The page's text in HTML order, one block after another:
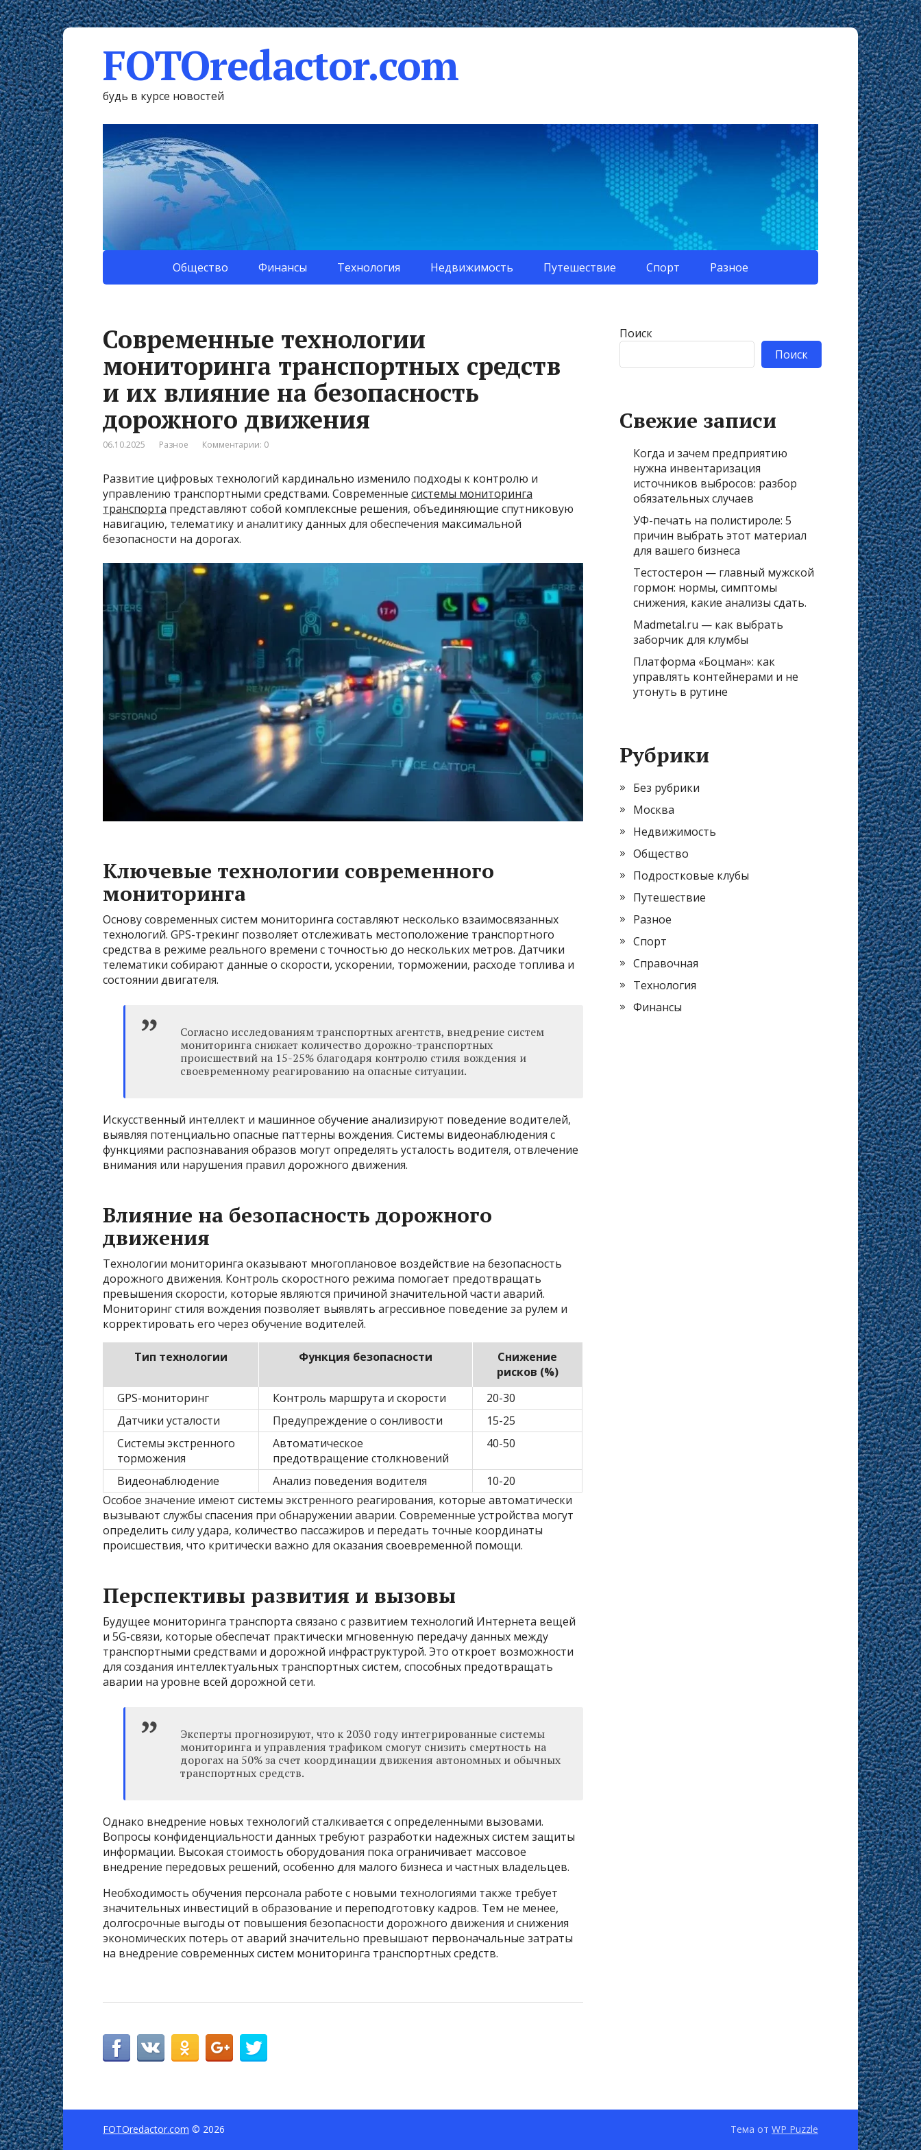
FOTOredactor.com
будь в курсе новостей
Общество Финансы Технология Недвижимость Путешествие Спорт Разное
Современные технологии
мониторинга транспортных средств
и их влияние на безопасность
дорожного движения
06.10.2025 Разное Комментарии: 0
Развитие цифровых технологий кардинально изменило подходы к контролю и
управлению транспортными средствами. Современные системы мониторинга
транспорта представляют собой комплексные решения, объединяющие спутниковую
навигацию, телематику и аналитику данных для обеспечения максимальной
безопасности на дорогах.
Ключевые технологии современного
мониторинга
Основу современных систем мониторинга составляют несколько взаимосвязанных
технологий. GPS-трекинг позволяет отслеживать местоположение транспортного
средства в режиме реального времени с точностью до нескольких метров. Датчики
телематики собирают данные о скорости, ускорении, торможении, расходе топлива и
состоянии двигателя.
Согласно исследованиям транспортных агентств, внедрение систем
мониторинга снижает количество дорожно-транспортных
происшествий на 15-25% благодаря контролю стиля вождения и
своевременному реагированию на опасные ситуации.
Искусственный интеллект и машинное обучение анализируют поведение водителей,
выявляя потенциально опасные паттерны вождения. Системы видеонаблюдения с
функциями распознавания образов могут определять усталость водителя, отвлечение
внимания или нарушения правил дорожного движения.
Влияние на безопасность дорожного
движения
Технологии мониторинга оказывают многоплановое воздействие на безопасность
дорожного движения. Контроль скоростного режима помогает предотвращать
превышения скорости, которые являются причиной значительной части аварий.
Мониторинг стиля вождения позволяет выявлять агрессивное поведение за рулем и
корректировать его через обучение водителей.
Тип технологии Функция безопасности
Снижение
рисков (%)
GPS-мониторинг
Контроль маршрута и скорости
20-30
Датчики усталости
Предупреждение о сонливости
15-25
Системы экстренного
торможения
Автоматическое
предотвращение столкновений
40-50
Видеонаблюдение Анализ поведения водителя
10-20
Особое значение имеют системы экстренного реагирования, которые автоматически
вызывают службы спасения при обнаружении аварии. Современные устройства могут
определить силу удара, количество пассажиров и передать точные координаты
происшествия, что критически важно для оказания своевременной помощи.
Перспективы развития и вызовы
Будущее мониторинга транспорта связано с развитием технологий Интернета вещей
и 5G-связи, которые обеспечат практически мгновенную передачу данных между
транспортными средствами и дорожной инфраструктурой. Это откроет возможности
для создания интеллектуальных транспортных систем, способных предотвращать
аварии на уровне всей дорожной сети.
Эксперты прогнозируют, что к 2030 году интегрированные системы
мониторинга и управления трафиком смогут снизить смертность на
дорогах на 50% за счет координации движения автономных и обычных
транспортных средств.
Однако внедрение новых технологий сталкивается с определенными вызовами.
Вопросы конфиденциальности данных требуют разработки надежных систем защиты
информации. Высокая стоимость оборудования пока ограничивает массовое
внедрение передовых решений, особенно для малого бизнеса и частных владельцев.
Необходимость обучения персонала работе с новыми технологиями также требует
значительных инвестиций в образование и переподготовку кадров. Тем не менее,
долгосрочные выгоды от повышения безопасности дорожного движения и снижения
экономических потерь от аварий значительно превышают первоначальные затраты
на внедрение современных систем мониторинга транспортных средств.
Поиск
Поиск
Свежие записи
Когда и зачем предприятию
нужна инвентаризация
источников выбросов: разбор
обязательных случаев
УФ-печать на полистироле: 5
причин выбрать этот материал
для вашего бизнеса
Тестостерон — главный мужской
гормон: нормы, симптомы
снижения, какие анализы сдать.
Madmetal.ru — как выбрать
заборчик для клумбы
Платформа «Боцман»: как
управлять контейнерами и не
утонуть в рутине
Рубрики
Без рубрики
Москва
Недвижимость
Общество
Подростковые клубы
Путешествие
Разное
Спорт
Справочная
Технология
Финансы
FOTOredactor.com © 2026 Тема от WP Puzzle